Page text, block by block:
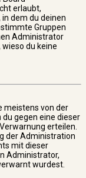
erlaubt,
dem du deinen
Gruppen
Administrator
du keine
meistens von der
gegen eine dieser
erteilen.
der Administration
mit dieser
Administrator,
wurdest.